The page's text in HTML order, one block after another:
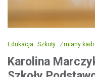
Edukacja Szkoły Zmiany
Karolina